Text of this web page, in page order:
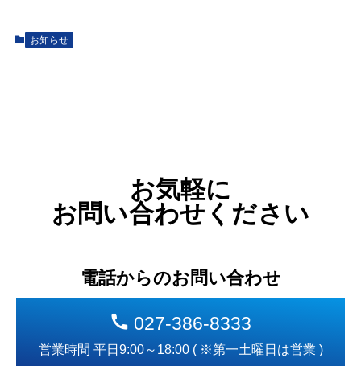
お知らせ
お気軽に
お問い合わせください
電話からのお問い合わせ
027-386-8333
営業時間 平日9:00～18:00 ( ※第一土曜日は営業 )